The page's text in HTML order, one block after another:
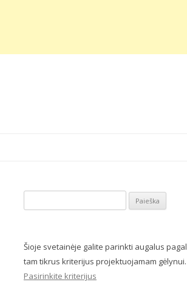
Šioje svetainėje galite parinkti augalus pagal
tam tikrus kriterijus projektuojamam gėlynui.
Pasirinkite kriterijus